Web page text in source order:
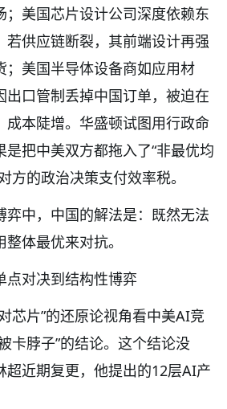
；美国芯片设计公司深度依赖东
若供应链断裂，其前端设计再强
；美国半导体设备商如应用材
出口管制丢掉中国订单，被迫在
成本陡增。华盛顿试图用行政命
把中美双方都拖入了“非最优均
的政治决策支付效率税。
弈中，中国的解法是：既然无法
体最优来对抗。
点对决到结构性博弈
芯片”的还原论视角看中美AI竞
卡脖子”的结论。这个结论没
超近期复更，他提出的12层AI产